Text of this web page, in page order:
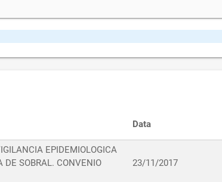
Data
EPIDEMIOLOGICA
DE SOBRAL. CONVENIO
23/11/2017